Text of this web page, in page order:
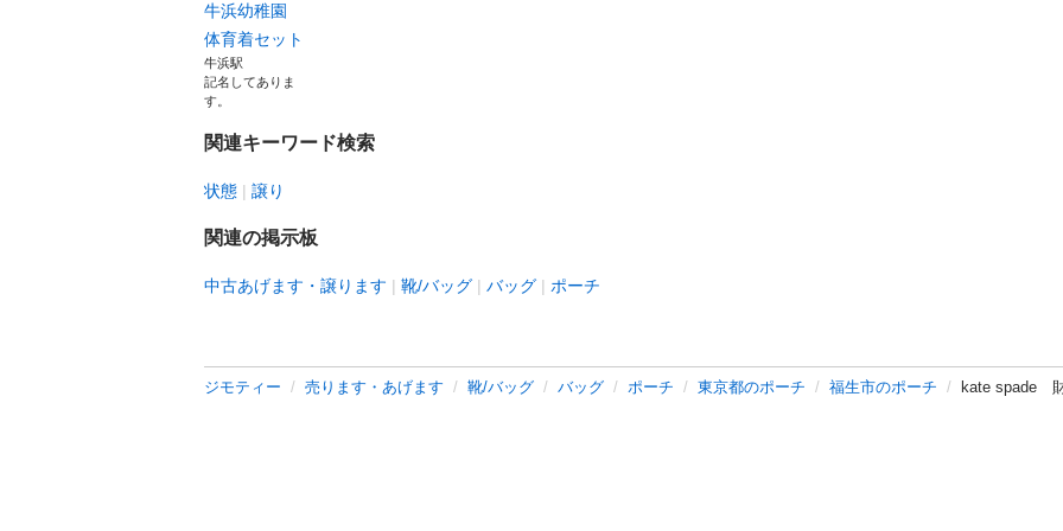
牛浜幼稚園
体育着セット
牛浜駅
記名してありま
す。
関連キーワード検索
状態 譲り
関連の掲示板
中古あげます・譲ります 靴/バッグ バッグ ポーチ
ジモティー 売ります・あげます 靴/バッグ バッグ ポーチ 東京都のポーチ 福生市のポーチ kate spade